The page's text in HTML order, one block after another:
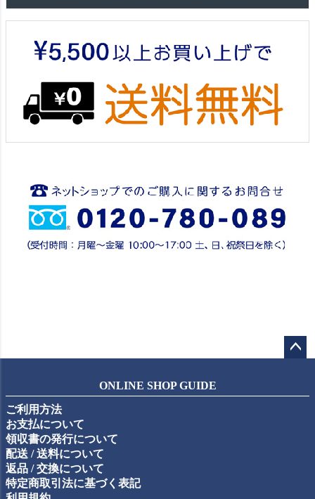
ップ
ONLINE SHOP GUIDE
ご利用方法
お支払について
領収書の発行について
配送 / 送料について
返品 / 交換について
特定商取引法に基づく表記